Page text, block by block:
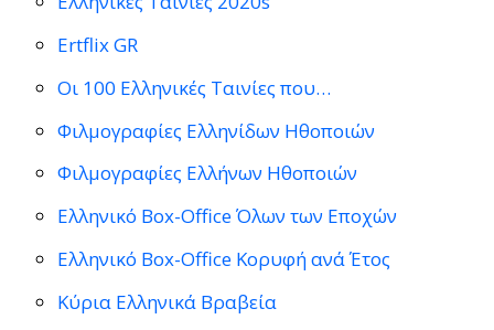
Ertflix GR
Οι 100 Ελληνικές Ταινίες που…
Φιλμογραφίες Ελληνίδων Ηθοποιών
Φιλμογραφίες Ελλήνων Ηθοποιών
Ελληνικό Box-Office Όλων των Εποχών
Ελληνικό Box-Office Κορυφή ανά Έτος
Κύρια Ελληνικά Βραβεία